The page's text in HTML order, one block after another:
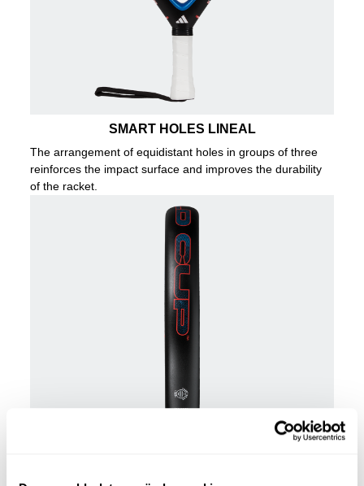
SMART HOLES LINEAL
The arrangement of equidistant holes in groups of three
reinforces the impact surface and improves the durability
of the racket.